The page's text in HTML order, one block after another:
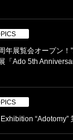
年展覧会オープン！
「Ado 5th
“Adotomy”